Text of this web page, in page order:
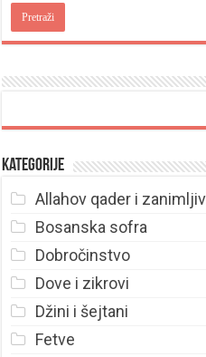
Kategorije
Allahov qader i
Bosanska sofra
Dobročinstvo
Dove i zikrovi
Džini i šejtani
Fetve